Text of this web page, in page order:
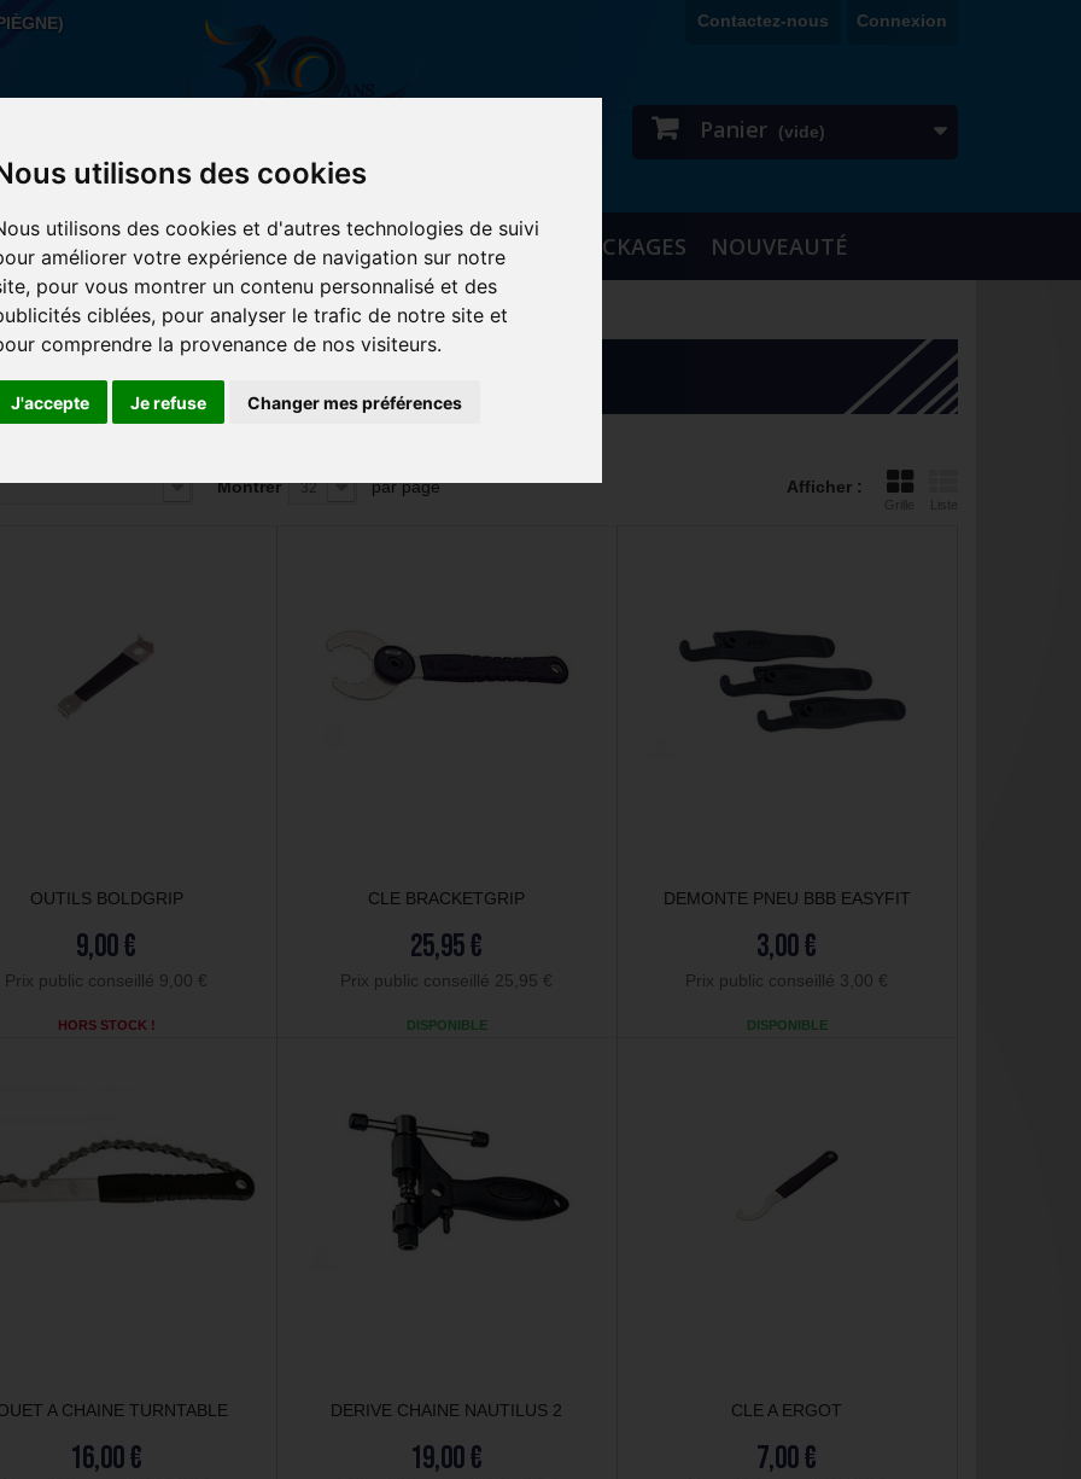
utilisons des cookies
utilisons des cookies et d'autres technologies de suivi
améliorer votre expérience de navigation sur notre
pour vous montrer un contenu personnalisé et des
ciblées, pour analyser le trafic de notre site et
comprendre la provenance de nos visiteurs.
J'accepte Je refuse Changer mes préférences
Connexion
Contactez-nous
Panier (vide)
ACCESSOIRES SPORTS URBAIN PROMOS-DESTOCKAGES NOUVEAUTÉ
Afficher :
Grille Liste
Montrer 32 par page
OUTILS BOLDGRIP
9,00 €
Prix public conseillé 9,00 €
HORS STOCK !
CLE BRACKETGRIP
25,95 €
Prix public conseillé 25,95 €
DISPONIBLE
DEMONTE PNEU BBB EASYFIT
3,00 €
Prix public conseillé 3,00 €
DISPONIBLE
A CHAINE TURNTABLE
16,00 €
DERIVE CHAINE NAUTILUS 2
19,00 €
CLE A ERGOT
7,00 €